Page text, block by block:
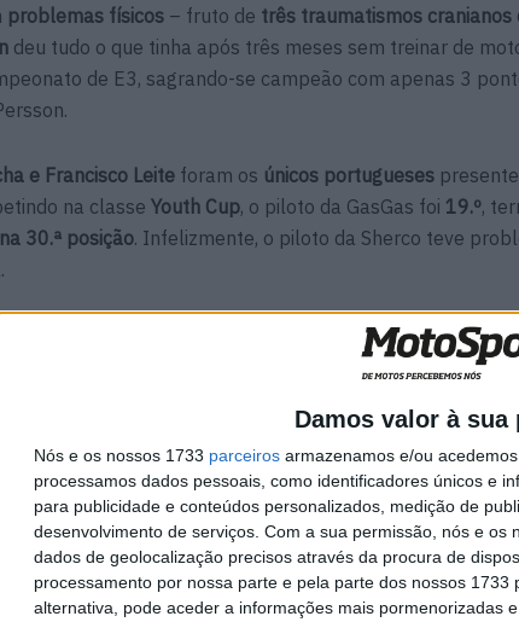
Damos valor à sua
Nós e os nossos 1733 parceiros armazenamos e/ou
processamos dados pessoais, como identificadores únicos e
para publicidade e conteúdos personalizados, medição de
desenvolvimento de serviços. Com a sua permissão, nós e os
dados de geolocalização precisos através da procura de
processamento por nossa parte e pela parte dos nossos 1733
alternativa, pode aceder a informações mais pormenorizadas
problemas físicos – fruto de três traumatismos cranianos
deu tudo o que tinha após três meses sem treinar de
de E3, sagrando-se campeão com apenas 3
e Francisco Leite foram os únicos portugueses
na classe Youth Cup, o piloto da GasGas foi 19.º,
30.ª posição. Infelizmente, o piloto da Sherco teve
dos pilotos do mundial de Enduro, segue-se agora no
Sim Days of Enduro , a realizar este ano na